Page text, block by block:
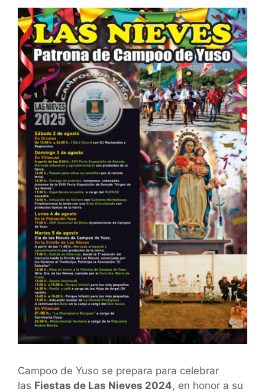
Campoo de Yuso se prepara para celebrar
las Fiestas de Las Nieves 2024, en honor a su